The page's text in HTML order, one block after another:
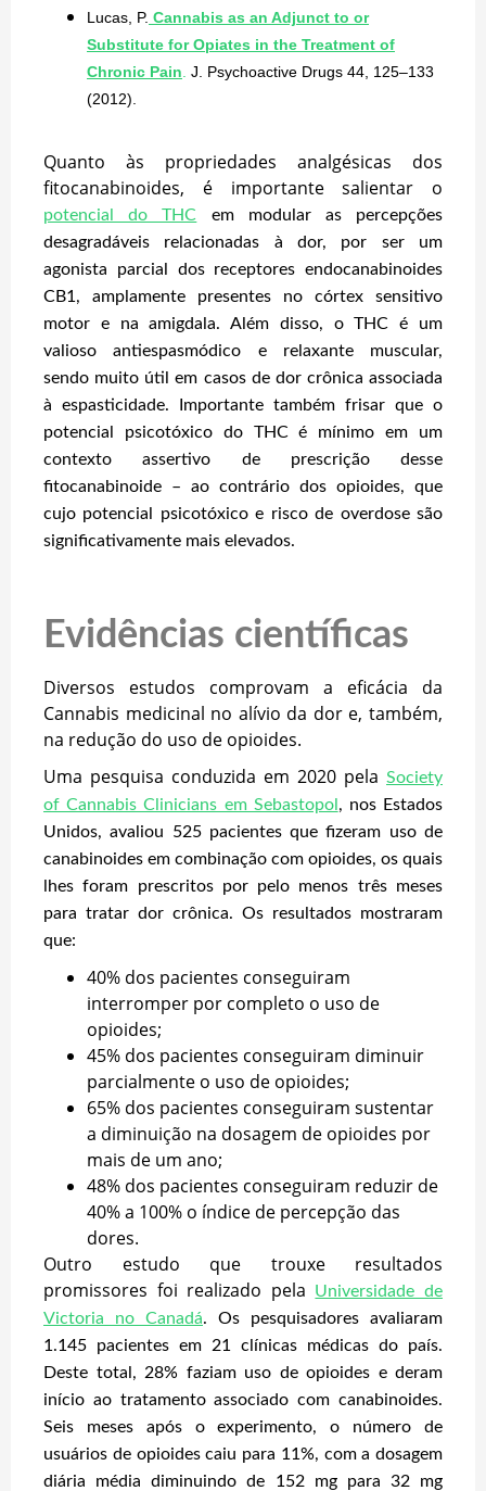
Lucas, P. Cannabis as an Adjunct to or
Substitute for Opiates in the Treatment of
Chronic Pain J. Psychoactive Drugs 44, 125–133
(2012).
Quanto às propriedades analgésicas dos
fitocanabinoides, é importante salientar o
potencial do THC em modular as percepções
desagradáveis relacionadas à dor, por ser um
agonista parcial dos receptores endocanabinoides
CB1, amplamente presentes no córtex sensitivo
motor e na amigdala. Além disso, o THC é um
valioso antiespasmódico e relaxante muscular,
sendo muito útil em casos de dor crônica associada
à espasticidade. Importante também frisar que o
potencial psicotóxico do THC é mínimo em um
contexto assertivo de prescrição desse
fitocanabinoide – ao contrário dos opioides, que
cujo potencial psicotóxico e risco de overdose são
significativamente mais elevados.
Evidências científicas
Diversos estudos comprovam a eficácia da
Cannabis medicinal no alívio da dor e, também,
na redução do uso de opioides.
Uma pesquisa conduzida em 2020 pela Society
of Cannabis Clinicians em Sebastopol , nos Estados
Unidos, avaliou 525 pacientes que fizeram uso de
canabinoides em combinação com opioides, os quais
lhes foram prescritos por pelo menos três meses
para tratar dor crônica. Os resultados mostraram
que:
40% dos pacientes conseguiram
interromper por completo o uso de
opioides;
45% dos pacientes conseguiram diminuir
parcialmente o uso de opioides;
65% dos pacientes conseguiram sustentar
a diminuição na dosagem de opioides por
mais de um ano;
48% dos pacientes conseguiram reduzir de
40% a 100% o índice de percepção das
dores.
Outro estudo que trouxe resultados
promissores foi realizado pela
Universidade de
Victoria no Canadá. Os pesquisadores avaliaram
1.145 pacientes em 21 clínicas médicas do país.
Deste total, 28% faziam uso de opioides e deram
início ao tratamento associado com canabinoides.
Seis meses após o experimento, o número de
usuários de opioides caiu para 11%, com a dosagem
diária média diminuindo de 152 mg para 32 mg